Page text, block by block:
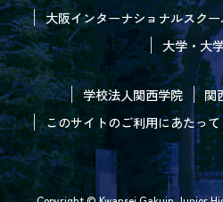
大阪インターナショナルスク
大学・大
学校法人関西学院
関
このサイトのご利用にあたって